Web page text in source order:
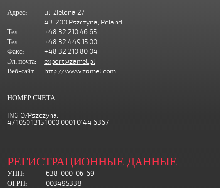
Адрес:
ul. Zielona 27
43-200 Pszczyna, Poland
Тел.:
+48 32 210 46 65
Тел.:
+48 32 449 15 00
Факс:
+48 32 210 80 04
Эл. почта:
export@zamel.pl
Веб-сайт:
http://www.zamel.com
НОМЕР СЧЕТА
ING O/Pszczyna:
47 1050 1315 1000 0001 0144 6367
РЕГИСТРАЦИОННЫЕ ДАННЫЕ
УНН:
638-000-06-69
ОГРН:
003495338